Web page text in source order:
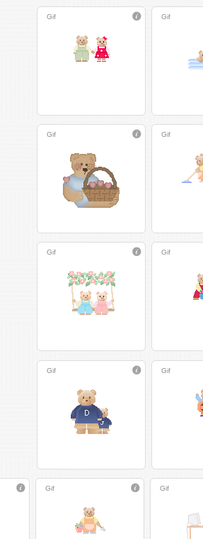
Gif Gif
Gif Gif
Gif Gif
Gif Gif
Gif Gif